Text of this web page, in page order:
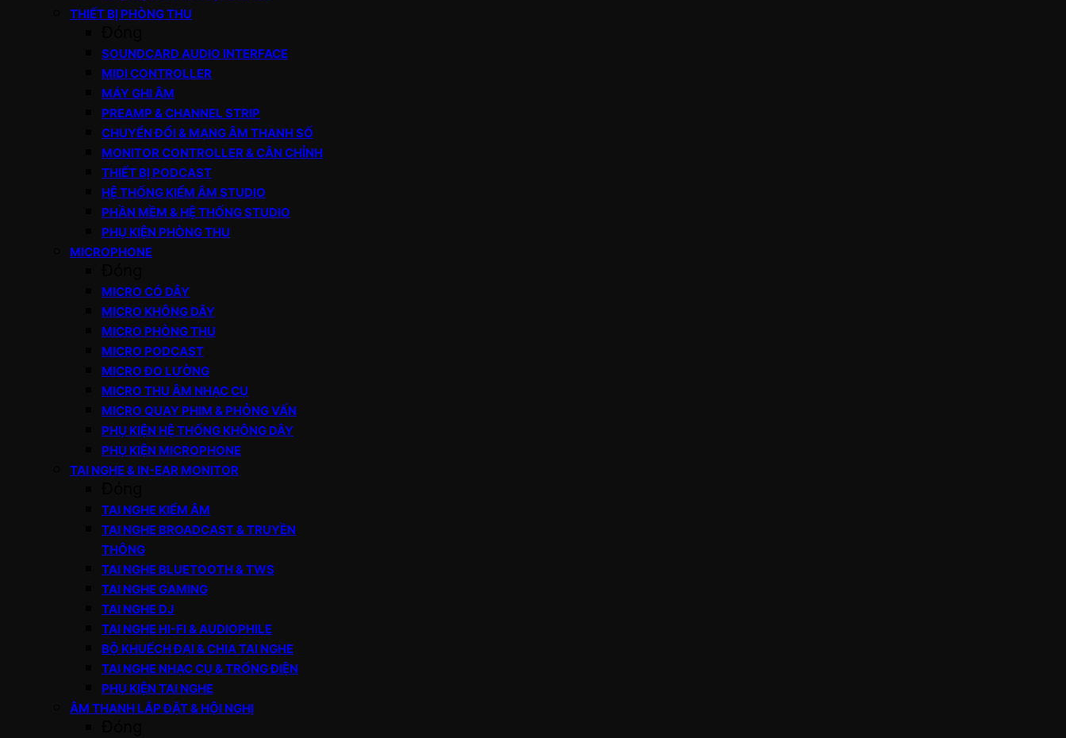
THIẾT BỊ PHÒNG THU
SOUNDCARD AUDIO INTERFACE
MIDI CONTROLLER
MÁY GHI ÂM
PREAMP & CHANNEL STRIP
CHUYỂN ĐỔI & MẠNG ÂM THANH SỐ
MONITOR CONTROLLER & CÂN CHỈNH
THIẾT BỊ PODCAST
HỆ THỐNG KIỂM ÂM STUDIO
PHẦN MỀM & HỆ THỐNG STUDIO
PHỤ KIỆN PHÒNG THU
MICROPHONE
MICRO CÓ DÂY
MICRO KHÔNG DÂY
MICRO PHÒNG THU
MICRO PODCAST
MICRO ĐO LƯỜNG
MICRO THU ÂM NHẠC CỤ
MICRO QUAY PHIM & PHỎNG VẤN
PHỤ KIỆN HỆ THỐNG KHÔNG DÂY
PHỤ KIỆN MICROPHONE
TAI NGHE & IN-EAR MONITOR
TAI NGHE KIỂM ÂM
TAI NGHE BROADCAST & TRUYỀN
THÔNG
TAI NGHE BLUETOOTH & TWS
TAI NGHE GAMING
TAI NGHE DJ
TAI NGHE HI-FI & AUDIOPHILE
BỘ KHUẾCH ĐẠI & CHIA TAI NGHE
TAI NGHE NHẠC CỤ & TRỐNG ĐIỆN
PHỤ KIỆN TAI NGHE
ÂM THANH LẮP ĐẶT & HỘI NGHỊ